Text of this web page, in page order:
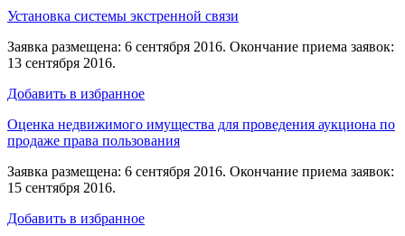
Установка системы экстренной связи
Заявка размещена: 6 сентября 2016. Окончание приема заявок:
13 сентября 2016.
Добавить в избранное
Оценка недвижимого имущества для проведения аукциона по
продаже права пользования
Заявка размещена: 6 сентября 2016. Окончание приема заявок:
15 сентября 2016.
Добавить в избранное